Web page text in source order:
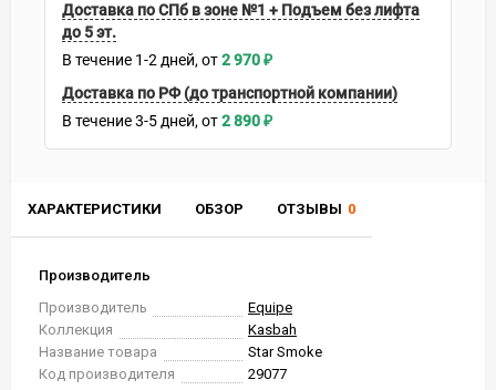
ХАРАКТЕРИСТИКИ ОБЗОР ОТЗЫВЫ 0
Производитель
Производитель
Equipe
Коллекция
Kasbah
Название товара
Star Smoke
Код производителя
29077
Доставка по СПб в зоне №1 + Подъем без лифта
до 5 эт.
В течение 1-2 дней 2 970₽
Доставка по РФ (до транспортной компании)
В течение3-5 дней 2 890₽